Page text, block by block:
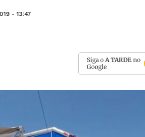
- 13:47
Siga o A TARDE no
Google